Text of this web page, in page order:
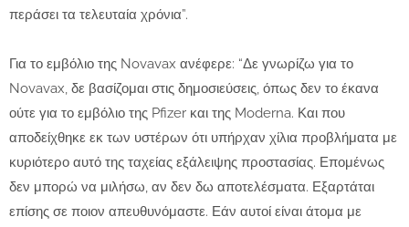
περάσει τα τελευταία χρόνια”.
Για το εμβόλιο της Novavax ανέφερε: “Δε γνωρίζω για το
Novavax, δε βασίζομαι στις δημοσιεύσεις, όπως δεν το έκανα
ούτε για το εμβόλιο της Pfizer και της Moderna. Και που
αποδείχθηκε εκ των υστέρων ότι υπήρχαν χίλια προβλήματα με
κυριότερο αυτό της ταχείας εξάλειψης προστασίας. Επομένως
δεν μπορώ να μιλήσω, αν δεν δω αποτελέσματα. Εξαρτάται
επίσης σε ποιον απευθυνόμαστε. Εάν αυτοί είναι άτομα με